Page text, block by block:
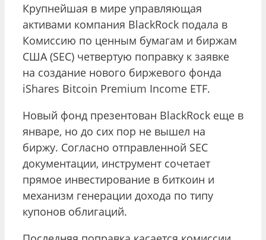
Крупнейшая в мире управляющая
активами компания BlackRock подала в
Комиссию по ценным бумагам и биржам
США (SEC) четвертую поправку к заявке
на создание нового биржевого фонда
iShares Bitcoin Premium Income ETF.
Новый фонд презентован BlackRock еще в
январе, но до сих пор не вышел на
биржу. Согласно отправленной SEC
документации, инструмент сочетает
прямое инвестирование в биткоин и
механизм генерации дохода по типу
купонов облигаций.